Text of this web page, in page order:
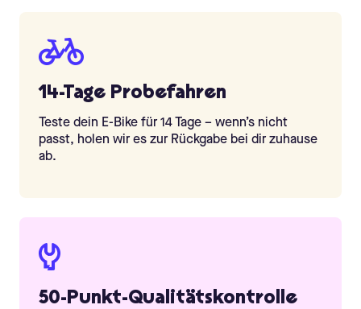
14-Tage Probefahren
Teste dein E-Bike für 14 Tage – wenn’s nicht
passt, holen wir es zur Rückgabe bei dir zuhause
ab.
50-Punkt-Qualitätskontrolle